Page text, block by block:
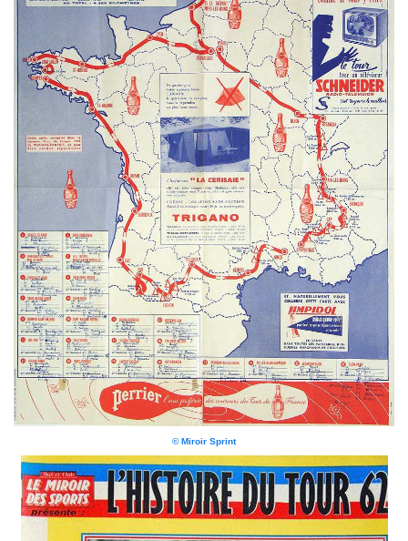
© Miroir Sprint